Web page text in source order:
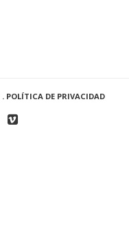
. POLÍTICA DE PRIVACIDAD